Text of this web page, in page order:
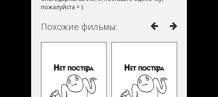
пожалуйста = )
Похожие фильмы: